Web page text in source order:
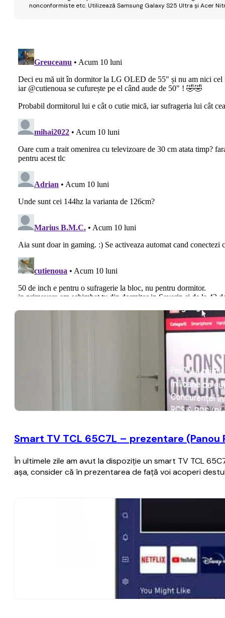
nonconformiste etc. Utilizează Samsung Galaxy S25 Ultra și Acer
Smart TV TCL 65C7L – prezentare
În ultimele zile am avut la dispoziție un smart TV TCL
așa, consider că în prezentarea de față voi acoperi